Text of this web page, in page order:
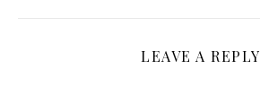
LEAVE A REPLY